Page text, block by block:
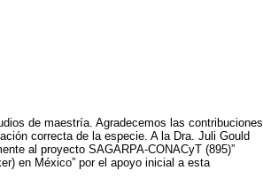
de maestría. Agradecemos las contribuciones
correcta de la especie. A la Dra. Juli Gould
al proyecto SAGARPA-CONACyT (895)”
en México” por el apoyo inicial a esta